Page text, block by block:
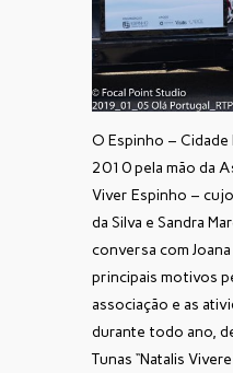
O Espinho – Cidade
2010 pela mão da
Viver Espinho –
da Silva e Sandra
conversa com
principais motivos
associação e as
durante todo ano,
Tunas “Natalis